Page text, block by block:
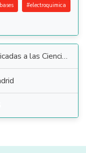
#electroquimica
las Ciencias Sociales